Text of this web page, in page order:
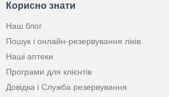
Корисно знати
Наш блог
Пошук і онлайн-резервування ліків
Наші аптеки
Програми для клієнтів
Довідка і Служба резервування